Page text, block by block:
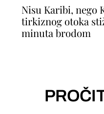
Nisu Karibi, nego
tirkiznog otoka
minuta brodom